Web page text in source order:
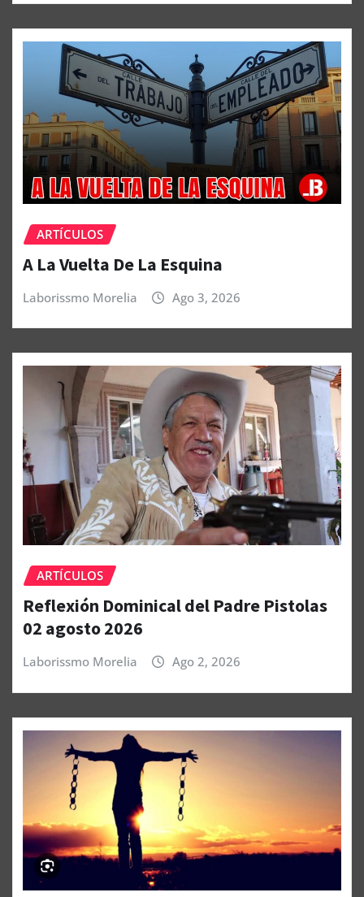
ARTÍCULOS
A La Vuelta De La Esquina
Laborissmo Morelia Ago 3, 2026
ARTÍCULOS
Reflexión Dominical del Padre Pistolas
02 agosto 2026
Laborissmo Morelia Ago 2, 2026